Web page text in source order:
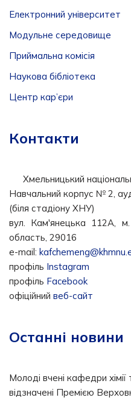
Електронний університет
Модульне середовище
Приймальна комісія
Наукова бібліотека
Центр кар’єри
Контакти
Хмельницький
Навчальний корпус № 2,
(біля стадіону ХНУ)
вул. Кам'янецька 112А, м.
область, 29016
e-mail:
профіль Instagram
профіль Facebook
офіційний веб-сайт
Останні новини
Молоді вчені кафедри хімії
відзначені Премією